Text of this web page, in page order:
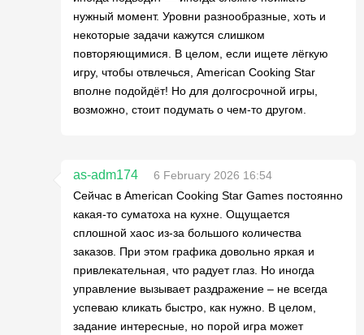
нужный момент. Уровни разнообразные, хоть и
некоторые задачи кажутся слишком
повторяющимися. В целом, если ищете лёгкую
игру, чтобы отвлечься, American Cooking Star
вполне подойдёт! Но для долгосрочной игры,
возможно, стоит подумать о чем-то другом.
as-adm174
6 February 2026 16:54
Сейчас в American Cooking Star Games постоянно
какая-то суматоха на кухне. Ощущается
сплошной хаос из-за большого количества
заказов. При этом графика довольно яркая и
привлекательная, что радует глаз. Но иногда
управление вызывает раздражение – не всегда
успеваю кликать быстро, как нужно. В целом,
задание интересные, но порой игра может